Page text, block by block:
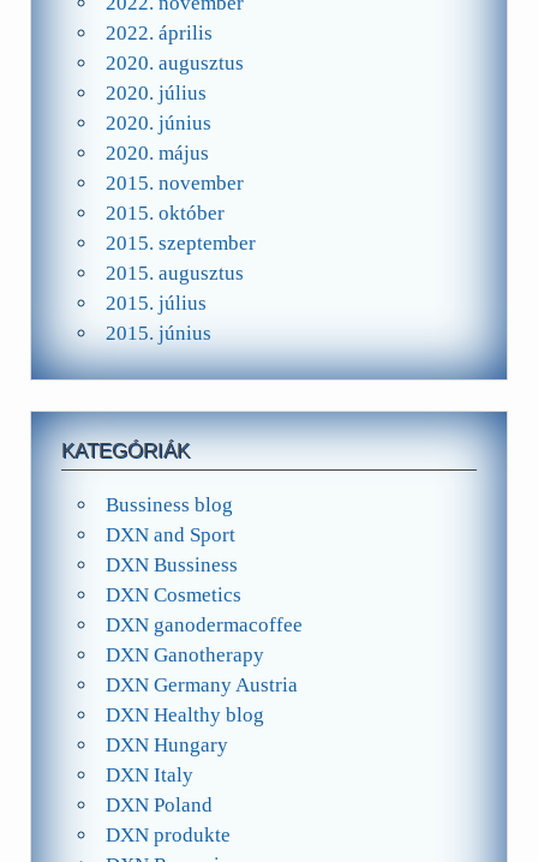
2022. április
2020. augusztus
2020. július
2020. június
2020. május
2015. november
2015. október
2015. szeptember
2015. augusztus
2015. július
2015. június
KATEGÓRIÁK
Bussiness blog
DXN and Sport
DXN Bussiness
DXN Cosmetics
DXN ganodermacoffee
DXN Ganotherapy
DXN Germany Austria
DXN Healthy blog
DXN Hungary
DXN Italy
DXN Poland
DXN produkte